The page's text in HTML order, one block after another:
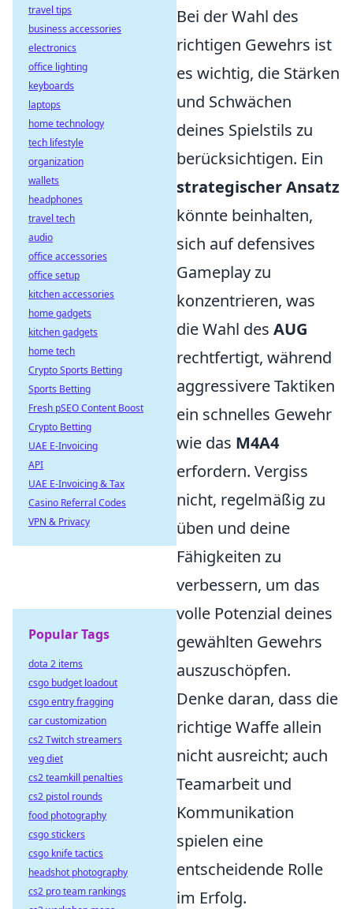
Bei der Wahl des
richtigen Gewehrs ist
es wichtig, die Stärken
und Schwächen
deines Spielstils zu
berücksichtigen. Ein
strategischer Ansatz
könnte beinhalten,
sich auf defensives
Gameplay zu
konzentrieren, was
die Wahl des AUG
rechtfertigt, während
aggressivere Taktiken
ein schnelles Gewehr
wie das M4A4
erfordern. Vergiss
nicht, regelmäßig zu
üben und deine
Fähigkeiten zu
verbessern, um das
volle Potenzial deines
gewählten Gewehrs
auszuschöpfen.
Denke daran, dass die
richtige Waffe allein
nicht ausreicht; auch
Teamarbeit und
Kommunikation
spielen eine
entscheidende Rolle
im Erfolg.
travel tips
business accessories
electronics
office lighting
keyboards
laptops
home technology
tech lifestyle
organization
wallets
headphones
travel tech
audio
office accessories
office setup
kitchen accessories
home gadgets
kitchen gadgets
home tech
Crypto Sports Betting
Sports Betting
Fresh pSEO Content Boost
Crypto Betting
UAE E-Invoicing
API
UAE E-Invoicing & Tax
Casino Referral Codes
VPN & Privacy
Popular Tags
dota 2 items
csgo budget loadout
csgo entry fragging
car customization
cs2 Twitch streamers
veg diet
cs2 teamkill penalties
cs2 pistol rounds
food photography
csgo stickers
csgo knife tactics
headshot photography
cs2 pro team rankings